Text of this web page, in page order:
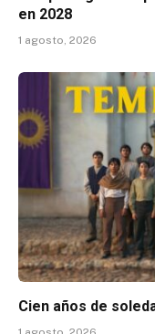
en 2028
1 agosto, 2026
Cien años de